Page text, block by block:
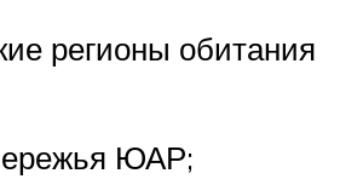
регионы обитания
ЮАР;